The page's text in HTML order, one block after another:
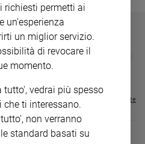
FAMIGLIA CRISTIANA
€ 104,00 € 83,00
Visualizza tutte le riviste
richiesti permetti ai
un'esperienza
un miglior servizio.
di revocare il
momento.
tutto', vedrai più spesso
ti interessano.
non verranno
standard basati su